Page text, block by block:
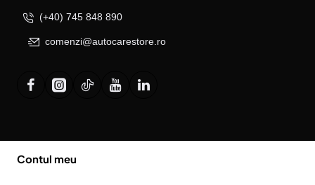
(+40) 745 848 890
comenzi@autocarestore.ro
Contul meu